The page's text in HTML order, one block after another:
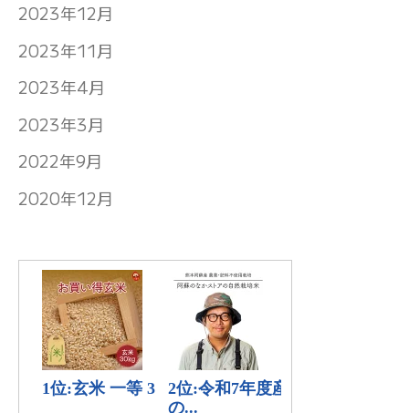
2023年12月
2023年11月
2023年4月
2023年3月
2022年9月
2020年12月